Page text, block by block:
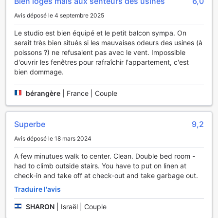
région est un véritable paradis pour les pêcheurs, où il est
possible de capturer une variété de poissons tout en
profitant de la sérénité environnante.
Pour ceux qui préfèrent explorer les paysages à pied,
Plesners Anneks est idéalement situé à proximité de
sentiers de randonnée pittoresques. Ces parcours, adaptés
à tous les niveaux, serpentent à travers des paysages à
couper le souffle, des dunes dorées aux forêts
de découvrir la faune et la flore locales, tout en
s'immergeant dans l'air frais et revigorant du Danemark.
Que vous soyez un randonneur expérimenté ou un amateur
Plesners Anneks vous invitent à vivre une aventure
inoubliable en pleine nature.
Les Commodités Pratiques de Plesners Anneks
À Plesners Anneks, chaque détail est pensé pour rendre
votre séjour aussi agréable que possible. L'un des atouts
majeurs de cet établissement est son service de
blanchisserie, qui vous permet de voyager léger tout en
Avis déposé le 4 septembre 2025
Le studio est bien équipé et le petit balcon sympa. On
serait très bien situés si les mauvaises odeurs des usines (à
poissons ?) ne refusaient pas avec le vent. Impossible
d'ouvrir les fenêtres pour rafraîchir l'appartement, c'est
bien dommage.
bérangère France | Couple
Superbe 9,2
Avis déposé le 18 mars 2024
A few minutues walk to center. Clean. Double bed room -
had to climb outside stairs. You have to put on linen at
check-in and take off at check-out and take garbage out.
Traduire l'avis
SHARON Israël | Couple